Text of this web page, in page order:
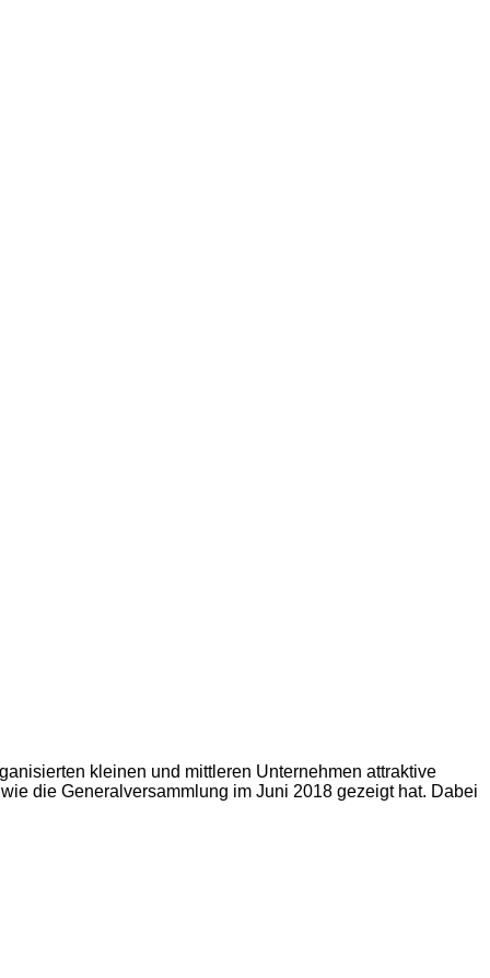
kleinen und mittleren Unternehmen attraktive
die Generalversammlung im Juni 2018 gezeigt hat. Dabei